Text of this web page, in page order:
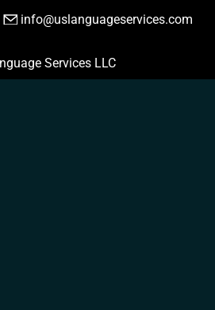
info@uslanguageservices.com
HACER PEDIDO
Services LLC